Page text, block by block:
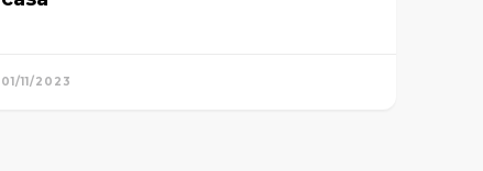
01/11/2023